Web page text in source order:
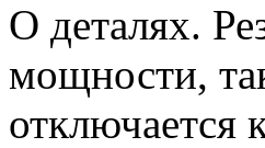
О деталях.
мощности,
отключается